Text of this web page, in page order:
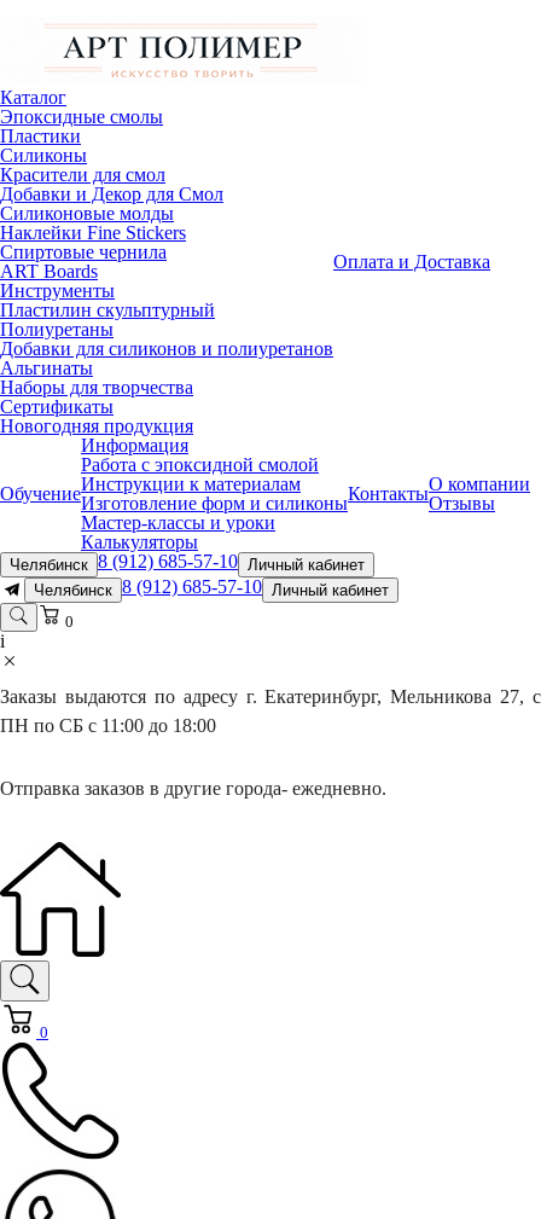
Каталог
Эпоксидные смолы
Пластики
Силиконы
Красители для смол
Добавки и Декор для Смол
Силиконовые молды
Наклейки Fine Stickers
Спиртовые чернила
ART Boards
Инструменты
Пластилин скульптурный
Полиуретаны
Добавки для силиконов и полиуретанов
Альгинаты
Наборы для творчества
Сертификаты
Новогодняя продукция
Оплата и Доставка
Обучение
Информация
Работа с эпоксидной смолой
Инструкции к материалам
Изготовление форм и силиконы
Мастер-классы и уроки
Калькуляторы
КонтактыО компании
Отзывы
Челябинск 8 (912) 685-57-10 Личный кабинет
Челябинск 8 (912) 685-57-10 Личный кабинет
0
i
Заказы выдаются по адресу г. Екатеринбург, Мельникова 27, с
ПН по СБ с 11:00 до 18:00
Отправка заказов в другие города- ежедневно.
0